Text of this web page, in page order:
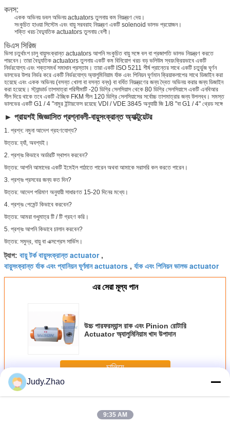
কনস:
একক অভিনয় ডবল অভিনয় actuators তুলনায় কম নিয়ন্ত্রণ দেয়।
সংকুচিত হাওয়া সিস্টেম এবং বায়ু সরবরাহ নিয়ন্ত্রণ একটি solenoid ভালভ প্রয়োজন।
শক্তি খরচ বৈদ্যুতিক actuators তুলনায় বেশী।
ভিএস সিরিজ
ভিসা চতুর্থাংশ চালু বায়ুসংক্রান্ত actuators আপনি সংকুচিত বায়ু সঙ্গে বল বা প্রজাপতি ভালভ নিয়ন্ত্রণ করতে
পারবেন। তারা বৈদ্যুতিক actuators তুলনায় একটি কম বিনিয়োগ খরচ বড় ভলিউম স্বয়ংক্রিয়ভাবে একটি
নির্ভরযোগ্য এবং শক্তসমর্থ সমাধান প্রস্তাব। তারা একটি ISO 5211 শীর্ষ প্রান্তের সাথে একটি চতুর্ভুজ ঘূর্ণন
ভালভের উপর নির্ভর করে একটি নির্ভরযোগ্য অ্যালুমিনিয়াম র্যাক এবং পিনিয়ন ঘূর্ণমান ক্রিয়াকলাপের সাথে ডিজাইন করা
হয়েছে এবং একক অভিনয় (বসন্ত খোলা বা বসন্ত বন্ধ) বা বর্ধিত নিয়ন্ত্রণের জন্য দ্বৈত অভিনয় করার জন্য ডিজাইন
করা হয়েছে। স্ট্যান্ডার্ড তাপমাত্রা পরিসীমাটি -20 ডিগ্রি সেলসিয়াস থেকে 80 ডিগ্রি সেলসিয়াসে একটি এনবিআর
সীল দিয়ে থাকে তবে একটি ঐচ্ছিক FKM সীল 120 ​​ডিগ্রি সেলসিয়াসের সর্বোচ্চ তাপমাত্রার জন্য উপলব্ধ। সমস্ত
ভালভের একটি G1 / 4 "নামুর ইন্টারফেস রয়েছে VDI / VDE 3845 অনুযায়ী জি 1/8 "বা G1 / 4" থ্রেড সঙ্গে
► প্রায়শই জিজ্ঞাসিত প্রশ্নাবলী-বায়ুসংক্রান্ত অ্যাক্টুয়েটর
1. প্রশ্ন: নমুনা আদেশ গ্রহণযোগ্য?
উত্তর: হ্যাঁ, অবশ্যই।
2. প্রশ্নঃ কিভাবে অর্ডারটি স্থাপন করবেন?
উত্তর: আপনি আমাদের একটি ইমেইল পাঠাতে পারেন অথবা আমাকে সরাসরি কল করতে পারেন।
3. প্রশ্নঃ প্রসবের জন্য কত দিন?
উত্তর: আদেশ পরিমাণ অনুযায়ী সাধারণত 15-20 দিনের মধ্যে।
4. প্রশ্নঃ পেমেন্ট কিভাবে করবেন?
উত্তর: আমরা শুধুমাত্র টি / টি গ্রহণ করি।
5. প্রশ্নঃ আপনি কিভাবে চালান করবেন?
উত্তর: সমুদ্র, বায়ু বা এক্সপ্রেস সার্ভিস।
ট্যাগ: বায়ু টর্ক বায়ুসংক্রান্ত actuator,
বায়ুসংক্রান্ত র্যাক এবং প্যানিয়ন ঘূর্ণমান actuators , র্যাক এবং পিনিয়ন ভালভ actuator
এর সেরা মূল্য পান
উচ্চ পারফরম্যান্স রাক এবং Pinion রোটারি
Actuator অ্যালুমিনিয়াম খাদ উপাদান
চালিয়ে
অধিকবায়ুসংক্রান্ত র্যাক এবং Pinion Actuator
Judy.Zhao
9:35 AM